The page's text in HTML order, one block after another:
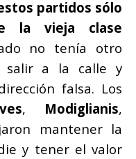
partidos sólo
la vieja clase
no tenía otro
salir a la calle y
falsa. Los
, Modiglianis,
mantener la
y tener el valor